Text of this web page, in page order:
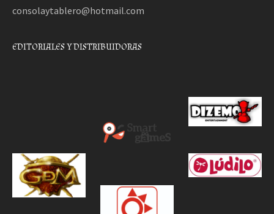
consolaytablero@hotmail.com
EDITORIALES Y DISTRIBUIDORAS